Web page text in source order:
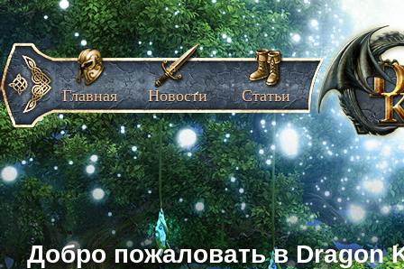
Добро пожаловать в Dragon
Главная Новости Статьи